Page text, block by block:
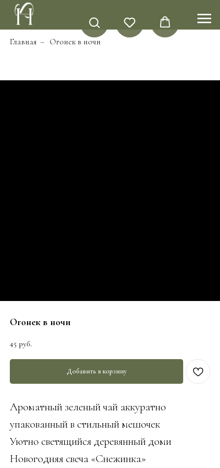
Главная → Огонек в ночи
Огонек в ночи
45 руб.
Добавить в корзину
Ароматный зеленый чай аккуратно
упакованный в стильный мешочек
Уютно светящийся деревянный доми
Новогодняя свеча «Снежинка»